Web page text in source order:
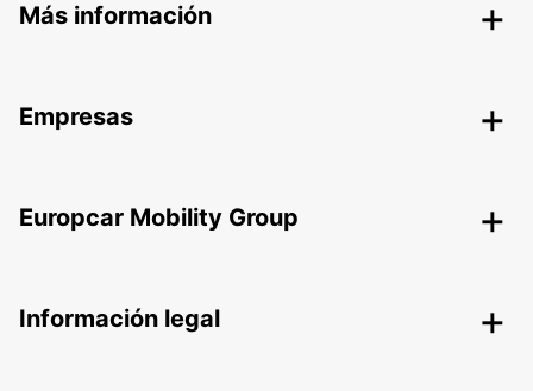
Más información
Empresas
Europcar Mobility Group
Información legal